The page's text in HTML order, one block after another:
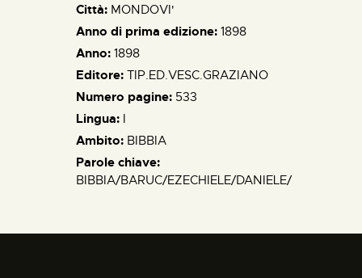
Città: MONDOVI'
Anno di prima edizione: 1898
Anno: 1898
Editore: TIP.ED.VESC.GRAZIANO
Numero pagine: 533
Lingua: I
Ambito: BIBBIA
Parole chiave:
BIBBIA/BARUC/EZECHIELE/DANIELE/